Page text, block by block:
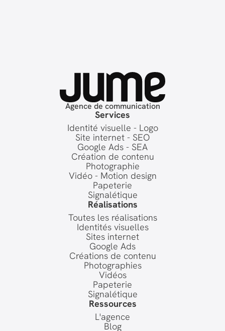
Agence de communication
Services
Identité visuelle - Logo
Site internet - SEO
Google Ads - SEA
Création de contenu
Photographie
Vidéo - Motion design
Papeterie
Signalétique
Réalisations
Toutes les réalisations
Identités visuelles
Sites internet
Google Ads
Créations de contenu
Photographies
Vidéos
Papeterie
Signalétique
Ressources
L'agence
Blog